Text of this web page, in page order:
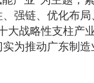
强链、优化布
大战略性支柱产
为推动广东制